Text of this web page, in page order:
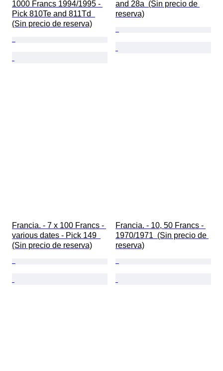
1000 Francs 1994/1995 -
Pick 810Te and 811Td
(Sin precio de reserva)
and 28a  (Sin precio de
reserva)
Francia. - 7 x 100 Francs -
various dates - Pick 149
(Sin precio de reserva)
Francia. - 10, 50 Francs -
1970/1971  (Sin precio de
reserva)